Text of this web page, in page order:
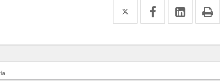
Twitter
Enlace
a
una
aplicación
Facebook
Enlace
a
una
aplicación
Enlace
a
una